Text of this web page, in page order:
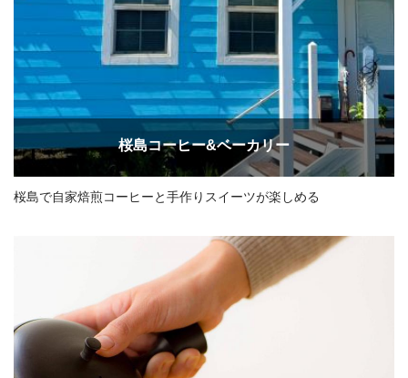
桜島コーヒー&ベーカリー
桜島で自家焙煎コーヒーと手作りスイーツが楽しめる